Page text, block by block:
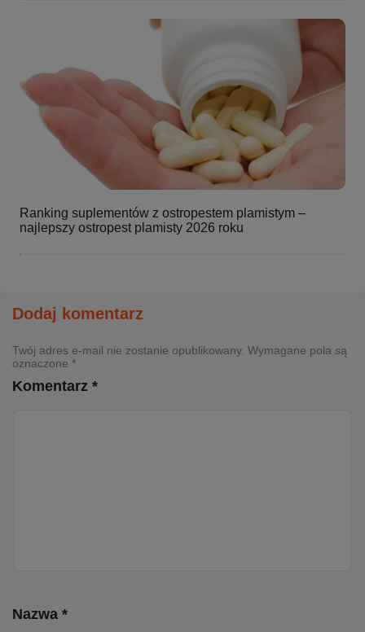
Ranking suplementów z ostropestem plamistym –
najlepszy ostropest plamisty 2026 roku
Dodaj komentarz
Twój adres e-mail nie zostanie opublikowany. Wymagane pola są
oznaczone *
Komentarz *
Nazwa *